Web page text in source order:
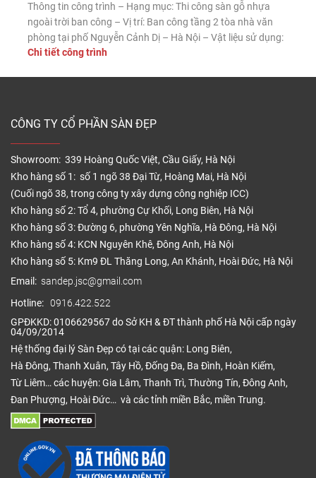
Thông tin công trình – Hạng mục: Thi công sàn gỗ nhựa
ngoài trời ban công – Vị trí: Ban công tầng 2 tòa nhà văn
phòng tại phố Nguyễn Cảnh Dị – Hà Nội – Vật liệu sử dụng:
Sàn gỗ nhựa ngoài trời Tecwood mã MS140K25 màu Coffee
Chi tiết công trình
CÔNG TY CỔ PHẦN SÀN ĐẸP
Showroom: 339 Hoàng Quốc Việt, Cầu Giấy, Hà Nội
Kho hàng số 1: số 1 ngõ 38 Đại Từ, Hoàng Mai, Hà Nội
(Cuối ngõ 38, trong công ty xây dựng công nghiệp ICC)
Kho hàng số 2: Tổ 4, phường Cự Khối, Long Biên, Hà Nội
Kho hàng số 3: Đường 6, phường Yên Nghĩa, Hà Đông, Hà Nội
Kho hàng số 4: KCN Nguyên Khê, Đông Anh, Hà Nội
Kho hàng số 5: Km9 ĐL Thăng Long, An Khánh, Hoài Đức, Hà Nội
Email: sandep.jsc@gmail.com
Hotline: 0916.422.522
GPĐKKD: 0106629567 do Sở KH & ĐT thành phố Hà Nội cấp ngày
04/09/2014
Hệ thống đại lý Sàn Đẹp có tại các quận: Long Biên,
Hà Đông, Thanh Xuân, Tây Hồ, Đống Đa, Ba Đình, Hoàn Kiếm,
Từ Liêm… các huyện: Gia Lâm, Thanh Trì, Thường Tín, Đông Anh,
Đan Phượng, Hoài Đức… và các tỉnh miền Bắc, miền Trung.